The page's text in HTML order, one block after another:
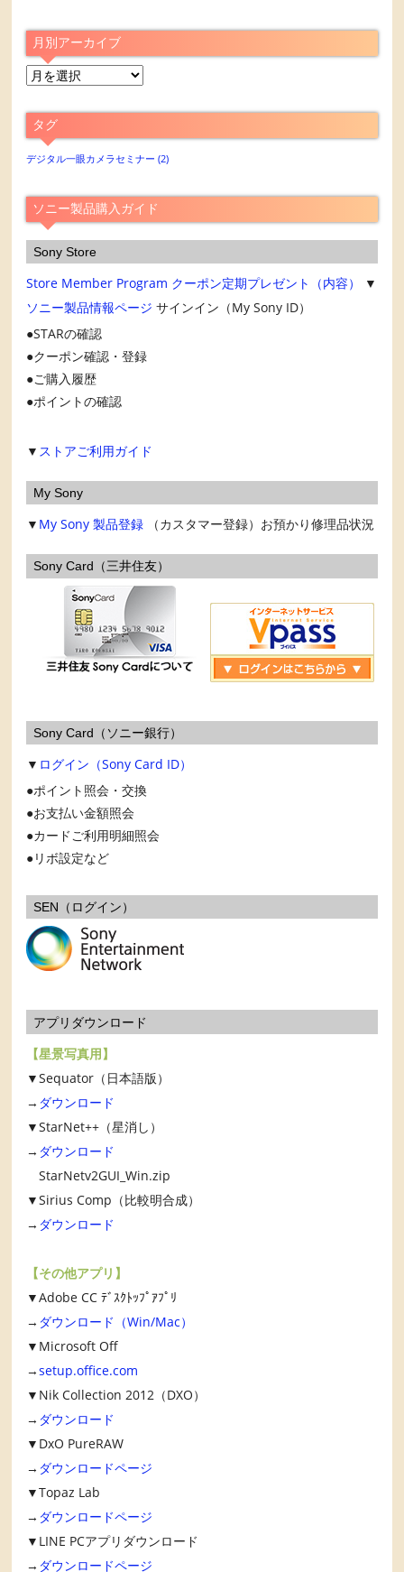
月別アーカイブ
月
ア
ー
カ
ブ
タグ
デジタル一眼カメラセミナー (2)
ソニー製品購入ガイド
Sony Store
Store Member Program クーポン定期プレゼント（内容）
▼
ソニー製品情報ページ サインイン（My Sony ID）
STARの確認
クーポン確認・登録
ご購入履歴
ポイントの確認
▼ ストアご利用ガイド
My Sony
▼ My Sony 製品登録 （カスタマー登録）お預かり修理品状況
Sony Card（三井住友）
Sony Card（ソニー銀行）
▼ ログイン（Sony Card ID）
ポイント照会・交換
お支払い金額照会
カードご利用明細照会
リボ設定など
SEN（ログイン）
アプリダウンロード
【星景写真用】
▼Sequator（日本語版）
→ ダウンロード
▼StarNet++（星消し）
→ ダウンロード
StarNetv2GUI_Win.zip
▼Sirius Comp（比較明合成）
→ ダウンロード
【その他アプリ】
▼Adobe CC ﾃﾞｽｸﾄｯﾌﾟｱﾌﾟﾘ
→ ダウンロード（Win/Mac）
▼Microsoft Off
→setup.office.com
▼Nik Collection 2012（DXO）
→ ダウンロード
▼DxO PureRAW
→ ダウンロードページ
▼Topaz Lab
→ ダウンロードページ
▼LINE PCアプリダウンロード
→ ダウンロードページ